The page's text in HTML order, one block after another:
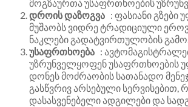
მოგზაურთა უსაფრთხოების
დროის დაზოგვა : ფასიანი
მუშაობს ვიდრე ტრადიციული
ნაკლები გადატვირთულობის
უსაფრთხოება :
უზრუნველყოფენ უსაფრთხოების
დონეს მოძრაობის სათანადო
გასწვრივ არსებული სერვისებით,
დასასვენებელი ადგილები და